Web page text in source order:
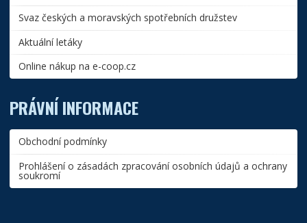
Svaz českých a moravských spotřebních družstev
Aktuální letáky
Online nákup na e-coop.cz
PRÁVNÍ INFORMACE
Obchodní podmínky
Prohlášení o zásadách zpracování osobních údajů a ochrany
soukromí